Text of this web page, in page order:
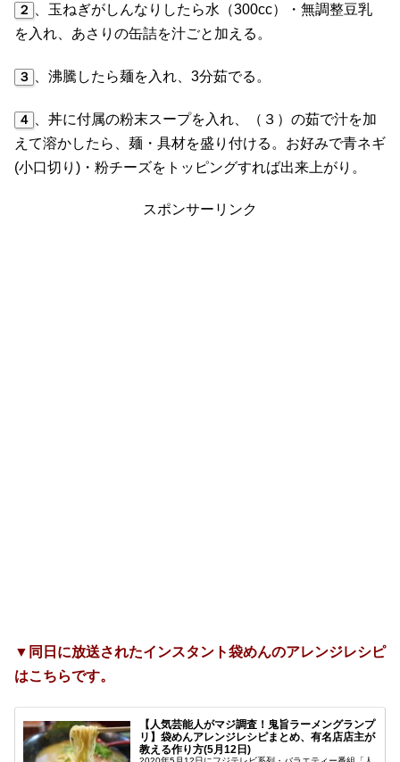
２ 、玉ねぎがしんなりしたら水（300cc）・無調整豆乳
を入れ、あさりの缶詰を汁ごと加える。
３ 、沸騰したら麺を入れ、3分茹でる。
４ 、丼に付属の粉末スープを入れ、（３）の茹で汁を加
えて溶かしたら、麺・具材を盛り付ける。お好みで青ネギ
(小口切り)・粉チーズをトッピングすれば出来上がり。
スポンサーリンク
▼同日に放送されたインスタント袋めんのアレンジレシピ
はこちらです。
【人気芸能人がマジ調査！鬼旨ラーメングランプ
リ】袋めんアレンジレシピまとめ、有名店店主が
教える作り方(5月12日)